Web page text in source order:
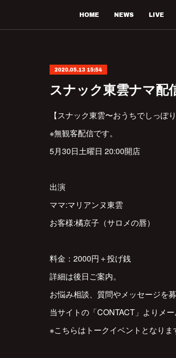
HOME NEWS LIVE
2020.05.13 15:54
スナック東雲ナマ配
【スナック東雲〜おうちでしっぽ
※無観客配信です。
5月30日土曜日 20:00開店
出演
ママ:マリアンヌ東雲
お客様:橘京子（サロメの唇）
料金：2000円＋投げ銭
詳細は後日ご案内。
お悩み相談、質問やメッセージを
当サイトの「CONTACT」よりメー
※こちらはトークイベントとなりま